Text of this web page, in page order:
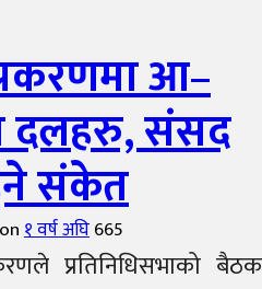
आ–
दलहरु, संसद
संकेत
१ वर्ष अघि665
प्रतिनिधिसभाको बैठक